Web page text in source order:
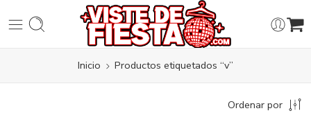
Inicio Productos etiquetados “v”
Ordenar por